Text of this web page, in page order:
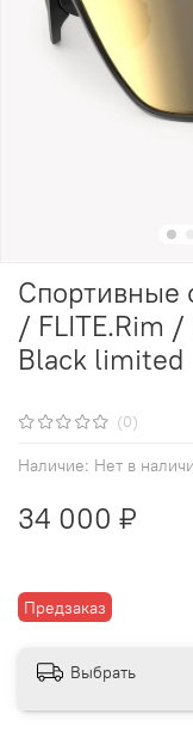
(0)
Наличие: Нет в
Предзаказ
Спортивные
/ FLITE.Rim
Black limited
34 000 ₽
Выбрать